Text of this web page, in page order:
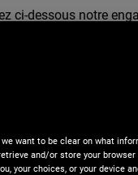
ci-dessous notre
LES ENGAGEMENTS
ENTRENT
UTILISER ET
want to be clear on what
and/or store your
your choices, or your device